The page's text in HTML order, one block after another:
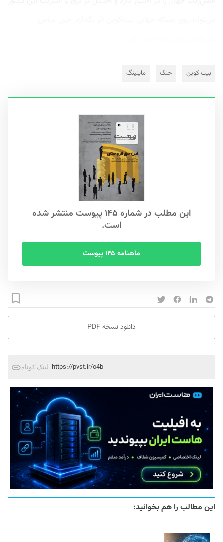
بیت کوین جنگ ماینینگ
این مطلب در شماره ۱۴۵ پیوست منتشر شده
است.
ماهنامه ۱۴۵ پیوست
دانلود نسخه PDF
لینک کوتاه https://pvst.ir/o4b
این مطالب را هم بخوانید: